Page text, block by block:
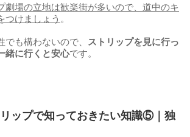
劇場の立地は歓楽街が多いので、道中のキ
つけましょう 。
も構わないので、 ストリップを見に行っ
緒に行くと安心です。
ップで知っておきたい知識⑤｜独